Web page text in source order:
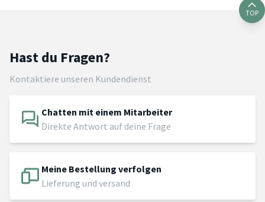
TOP
Hast du Fragen?
Kontaktiere unseren Kundendienst
Chatten mit einem Mitarbeiter
Direkte Antwort auf deine Frage
Meine Bestellung verfolgen
Lieferung und versand